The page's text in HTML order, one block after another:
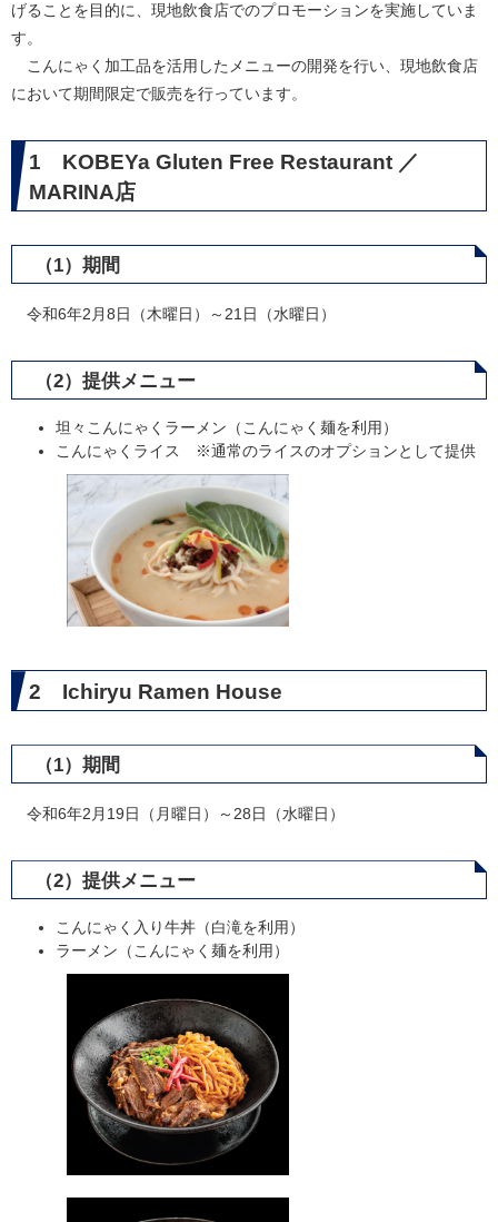
げることを目的に、現地飲食店でのプロモーションを実施していま
す。
こんにゃく加工品を活用したメニューの開発を行い、現地飲食店
において期間限定で販売を行っています。
1 KOBEYa Gluten Free Restaurant ／
MARINA店
（1）期間
令和6年2月8日（木曜日）～21日（水曜日）
（2）提供メニュー
坦々こんにゃくラーメン（こんにゃく麺を利用）
こんにゃくライス ※通常のライスのオプションとして提供
2 Ichiryu Ramen House
（1）期間
令和6年2月19日（月曜日）～28日（水曜日）
（2）提供メニュー
こんにゃく入り牛丼（白滝を利用）
ラーメン（こんにゃく麺を利用）